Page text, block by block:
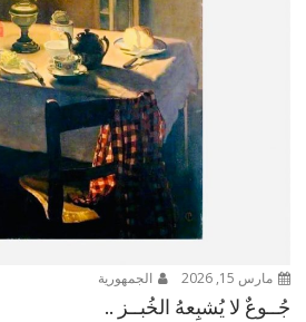
مارس 15, 2026 الجمهورية
جُــوعٌ لا يُشبِعهُ الخُبــز ..